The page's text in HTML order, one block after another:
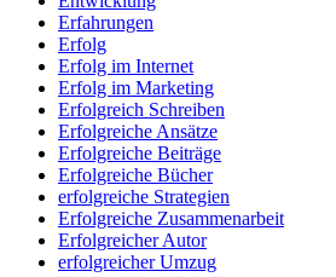
Erfahrungen
Erfolg
Erfolg im Internet
Erfolg im Marketing
Erfolgreich Schreiben
Erfolgreiche Ansätze
Erfolgreiche Beiträge
Erfolgreiche Bücher
erfolgreiche Strategien
Erfolgreiche Zusammenarbeit
Erfolgreicher Autor
erfolgreicher Umzug